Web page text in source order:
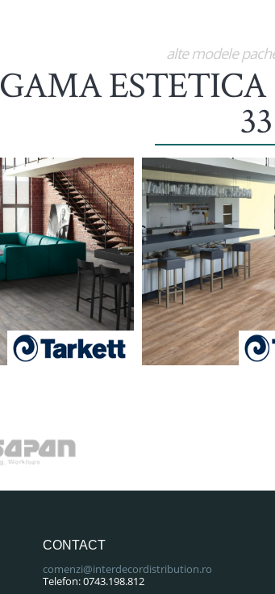
alte modele
GAMA
33
CONTACT
comenzi@interdecordistribution.ro
Telefon: 0743.198.812